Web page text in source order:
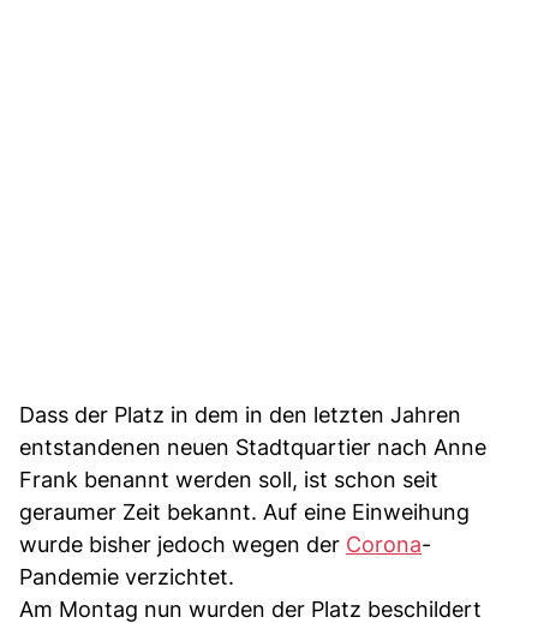
Dass der Platz in dem in den letzten Jahren
entstandenen neuen Stadtquartier nach Anne
Frank benannt werden soll, ist schon seit
geraumer Zeit bekannt. Auf eine Einweihung
wurde bisher jedoch wegen der Corona-
Pandemie verzichtet.
Am Montag nun wurden der Platz beschildert